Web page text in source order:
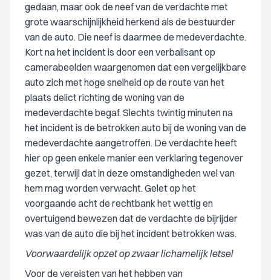
gedaan, maar ook de neef van de verdachte met
grote waarschijnlijkheid herkend als de bestuurder
van de auto. Die neef is daarmee de medeverdachte.
Kort na het incident is door een verbalisant op
camerabeelden waargenomen dat een vergelijkbare
auto zich met hoge snelheid op de route van het
plaats delict richting de woning van de
medeverdachte begaf. Slechts twintig minuten na
het incident is de betrokken auto bij de woning van de
medeverdachte aangetroffen. De verdachte heeft
hier op geen enkele manier een verklaring tegenover
gezet, terwijl dat in deze omstandigheden wel van
hem mag worden verwacht. Gelet op het
voorgaande acht de rechtbank het wettig en
overtuigend bewezen dat de verdachte de bijrijder
was van de auto die bij het incident betrokken was.
Voorwaardelijk opzet op zwaar lichamelijk letsel
Voor de vereisten van het hebben van